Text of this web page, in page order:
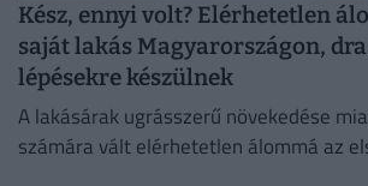
Kész, ennyi volt? Elérhetetlen
saját lakás Magyarországon,
lépésekre készülnek
A lakásárak ugrásszerű növekedése
számára vált elérhetetlen álommá az